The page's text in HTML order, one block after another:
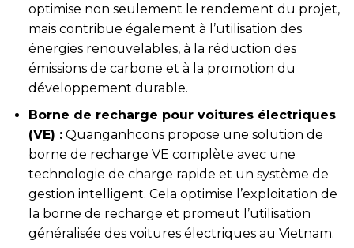
optimise non seulement le rendement du projet,
mais contribue également à l’utilisation des
énergies renouvelables, à la réduction des
émissions de carbone et à la promotion du
développement durable.
Borne de recharge pour voitures électriques
(VE) :Quanganhcons propose une solution de
borne de recharge VE complète avec une
technologie de charge rapide et un système de
gestion intelligent. Cela optimise l’exploitation de
la borne de recharge et promeut l’utilisation
généralisée des voitures électriques au Vietnam.